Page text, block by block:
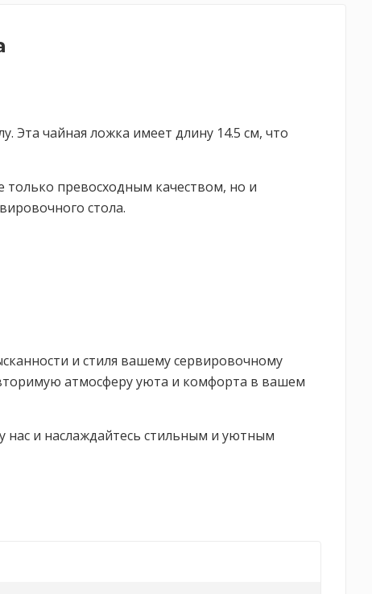
Эта чайная ложка имеет длину 14.5 см, что
превосходным качеством, но и
стола.
и стиля вашему сервировочному
атмосферу уюта и комфорта в вашем
нас и наслаждайтесь стильным и уютным